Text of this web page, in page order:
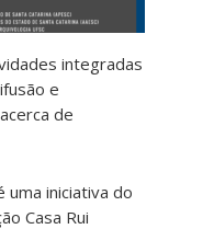
integradas
e
de
uma iniciativa do
Casa Rui